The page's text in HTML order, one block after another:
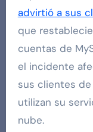
advirtió a sus
que
cuentas de
el incidente
sus clientes
utilizan su
nube.